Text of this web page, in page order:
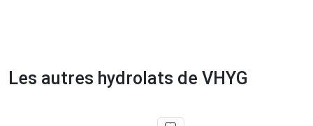
Les autres hydrolats de VHYG